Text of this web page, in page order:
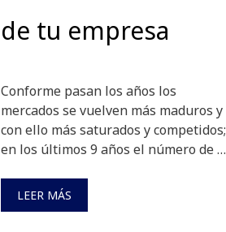
de tu empresa
Conforme pasan los años los
mercados se vuelven más maduros y
con ello más saturados y competidos;
en los últimos 9 años el número de …
LEER MÁS